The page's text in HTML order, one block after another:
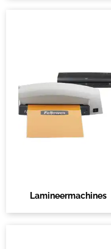
Lamineermachines